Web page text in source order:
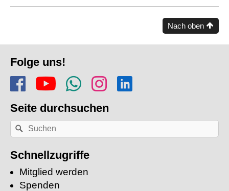
Nach oben
Folge uns!
Folge uns auf Facebook
Finde uns auf YouTube
Folge dem Kanal
Folge uns auf
Seite durchsuchen
Nach
einem
suchen:
Suchen
Schnellzugriffe
Mitglied werden
Spenden